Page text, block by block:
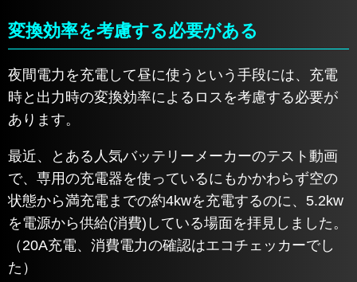
変換効率を考慮する必要がある
夜間電力を充電して昼に使うという手段には、充電
時と出力時の変換効率によるロスを考慮する必要が
あります。
最近、とある人気バッテリーメーカーのテスト動画
で、専用の充電器を使っているにもかかわらず空の
状態から満充電までの約4kwを充電するのに、5.2kw
を電源から供給(消費)している場面を拝見しました。
（20A充電、消費電力の確認はエコチェッカーでし
た）